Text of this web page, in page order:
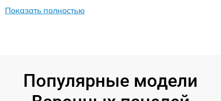
Показать полностью
Популярные модели